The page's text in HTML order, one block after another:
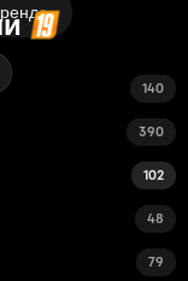
140
390
102
48
79